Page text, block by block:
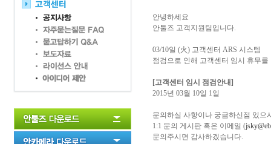
안녕하세요
안툴즈 고객지원팀입니다.
03/10일 (火) 고객센터 ARS 시스템
점검으로 인해 고객센터 임시 휴무를
[고객센터 임시 점검안내]
2015년 03월 10일 1일
문의하실 사항이나 궁금하신점 있으
1:1 문의 게시판 혹은 이메일 (
문의주시면 감사하겠습니다.